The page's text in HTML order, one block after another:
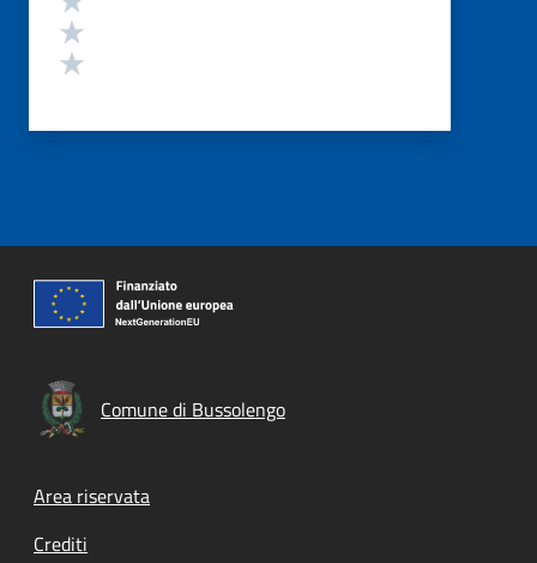
Comune di Bussolengo
Footer menu
Area riservata
Crediti